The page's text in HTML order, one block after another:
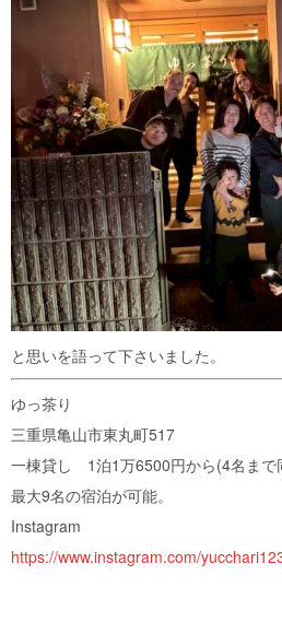
と思いを語って下さいました。
ゆっ茶り
三重県亀山市東丸町517
一棟貸し 1泊1万6500円から(4名まで
最大9名の宿泊が可能。
Instagram
https://www.instagram.com/